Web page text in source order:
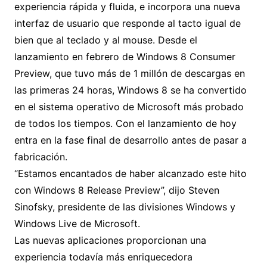
experiencia rápida y fluida, e incorpora una nueva
interfaz de usuario que responde al tacto igual de
bien que al teclado y al mouse. Desde el
lanzamiento en febrero de Windows 8 Consumer
Preview, que tuvo más de 1 millón de descargas en
las primeras 24 horas, Windows 8 se ha convertido
en el sistema operativo de Microsoft más probado
de todos los tiempos. Con el lanzamiento de hoy
entra en la fase final de desarrollo antes de pasar a
fabricación.
“Estamos encantados de haber alcanzado este hito
con Windows 8 Release Preview”, dijo Steven
Sinofsky, presidente de las divisiones Windows y
Windows Live de Microsoft.
Las nuevas aplicaciones proporcionan una
experiencia todavía más enriquecedora